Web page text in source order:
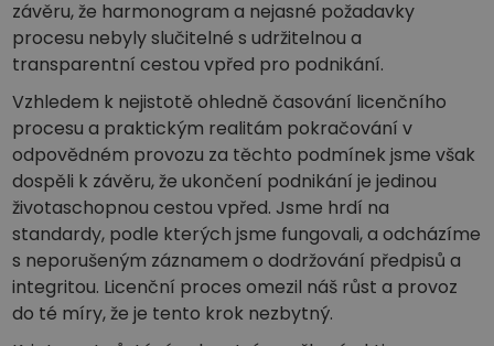
závěru, že harmonogram a nejasné požadavky
procesu nebyly slučitelné s udržitelnou a
transparentní cestou vpřed pro podnikání.
Vzhledem k nejistotě ohledně časování licenčního
procesu a praktickým realitám pokračování v
odpovědném provozu za těchto podmínek jsme však
dospěli k závěru, že ukončení podnikání je jedinou
životaschopnou cestou vpřed. Jsme hrdí na
standardy, podle kterých jsme fungovali, a odcházíme
s neporušeným záznamem o dodržování předpisů a
integritou. Licenční proces omezil náš růst a provoz
do té míry, že je tento krok nezbytný.